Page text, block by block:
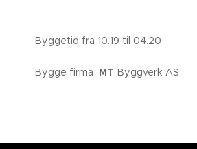
Byggetid fra 10.19 til 04.20
Bygge firma MT Byggverk AS